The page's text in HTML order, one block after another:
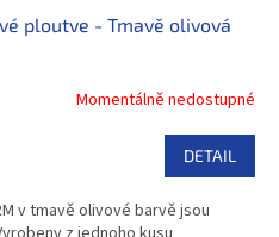
ploutve - Tmavě olivová
Momentálně nedostupné
DETAIL
v tmavě olivové barvě jsou